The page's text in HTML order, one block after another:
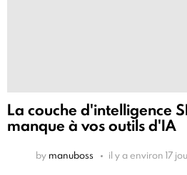
La couche d'intelligence
manque à vos outils d'IA
by manuboss il y a environ 17